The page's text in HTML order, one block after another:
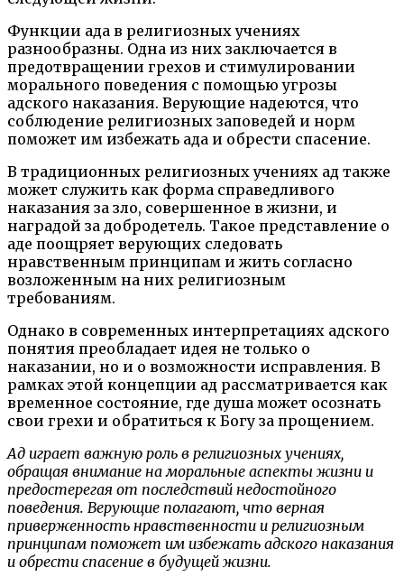
Функции ада в религиозных учениях
разнообразны. Одна из них заключается в
предотвращении грехов и стимулировании
морального поведения с помощью угрозы
адского наказания. Верующие надеются, что
соблюдение религиозных заповедей и норм
поможет им избежать ада и обрести спасение.
В традиционных религиозных учениях ад также
может служить как форма справедливого
наказания за зло, совершенное в жизни, и
наградой за добродетель. Такое представление о
аде поощряет верующих следовать
нравственным принципам и жить согласно
возложенным на них религиозным
требованиям.
Однако в современных интерпретациях адского
понятия преобладает идея не только о
наказании, но и о возможности исправления. В
рамках этой концепции ад рассматривается как
временное состояние, где душа может осознать
свои грехи и обратиться к Богу за прощением.
Ад играет важную роль в религиозных учениях,
обращая внимание на моральные аспекты жизни и
предостерегая от последствий недостойного
поведения. Верующие полагают, что верная
приверженность нравственности и религиозным
принципам поможет им избежать адского наказания
и обрести спасение в будущей жизни.